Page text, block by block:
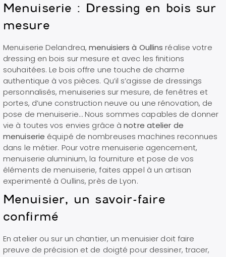
Menuiserie : Dressing en bois sur
mesure
Menuiserie Delandrea,menuisiers à Oullins réalise votre
dressing en bois sur mesure et avec les finitions
souhaitées. Le bois offre une touche de charme
authentique à vos pièces. Qu’il s’agisse de dressings
personnalisés, menuiseries sur mesure, de fenêtres et
portes, d’une construction neuve ou une rénovation, de
pose de menuiserie… Nous sommes capables de donner
vie à toutes vos envies grâce ànotre atelier de
menuiserie équipé de nombreuses machines reconnues
dans le métier. Pour votre menuiserie agencement,
menuiserie aluminium, la fourniture et pose de vos
éléments de menuiserie, faites appel à un artisan
experimenté à Oullins, près de Lyon.
Menuisier, un savoir-faire
confirmé
En atelier ou sur un chantier, un menuisier doit faire
preuve de précision et de doigté pour dessiner, tracer,